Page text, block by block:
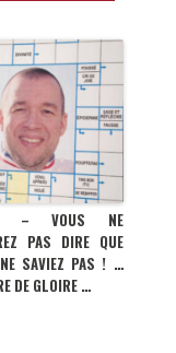
– VOUS NE
PAS DIRE QUE
SAVIEZ PAS ! …
DE GLOIRE …